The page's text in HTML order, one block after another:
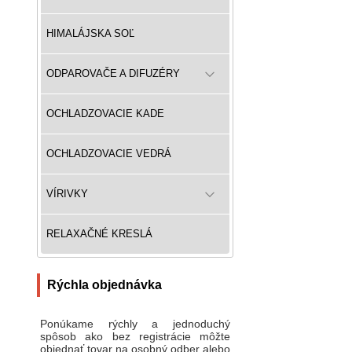
HIMALÁJSKA SOĽ
ODPAROVAČE A DIFUZÉRY
OCHLADZOVACIE KADE
OCHLADZOVACIE VEDRÁ
VÍRIVKY
RELAXAČNÉ KRESLÁ
Rýchla objednávka
Ponúkame rýchly a jednoduchý
spôsob ako bez registrácie môžte
objednať tovar na osobný odber alebo